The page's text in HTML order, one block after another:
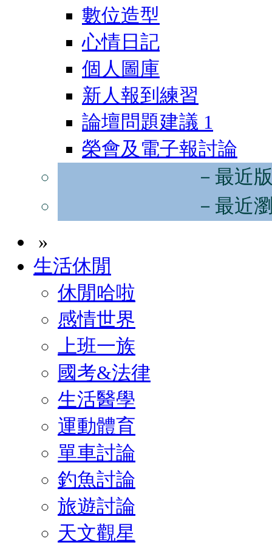
數位造型
心情日記
個人圖庫
新人報到練習
論壇問題建議 1
榮會及電子報討論
－最近
－最近
»
生活休閒
休閒哈啦
感情世界
上班一族
國考&法律
生活醫學
運動體育
單車討論
釣魚討論
旅遊討論
天文觀星